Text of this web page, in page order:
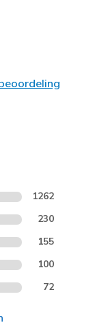
1262
230
155
100
72